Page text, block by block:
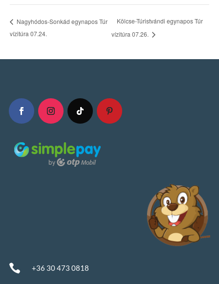
Nagyhódos-Sonkád egynapos Túr
vízitúra 07.24.
Kölcse-Túristvándi egynapos Túr
vízitúra 07.26.
 +36 30 473 0818